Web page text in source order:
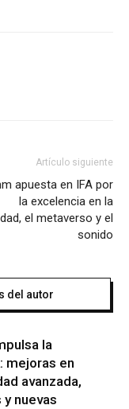
Artículo siguiente
apuesta en IFA por
la excelencia en la
el metaverso y el
sonido
del autor
la
mejoras en
avanzada,
nuevas